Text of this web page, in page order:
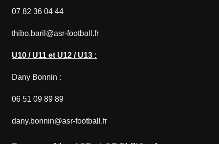
07 82 36 04 44
thibo.baril@asr-football.fr
U10 / U11 et U12 / U13 :
Dany Bonnin :
06 51 09 89 89
dany.bonnin@asr-football.fr